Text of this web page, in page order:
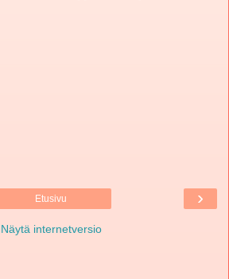
›
Etusivu
Näytä internetversio